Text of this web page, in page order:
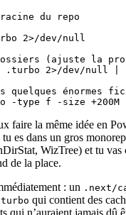
du repo
2>/dev/null
(ajuste la
.turbo 2>/dev/null
quelques énormes
-type f -size
faire la même idée en
es dans un gros
WizTree) et tu vas
de la place.
: un .next/
qui contient des
qui n’auraient jamais dû